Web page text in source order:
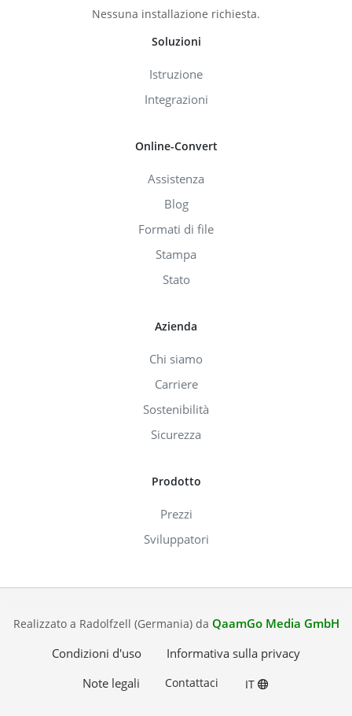
Nessuna installazione richiesta.
Soluzioni
Istruzione
Integrazioni
Online-Convert
Assistenza
Blog
Formati di file
Stampa
Stato
Azienda
Chi siamo
Carriere
Sostenibilità
Sicurezza
Prodotto
Prezzi
Sviluppatori
Realizzato a Radolfzell (Germania) da QaamGo Media GmbH
Condizioni d'uso
Informativa sulla privacy
Note legali
Contattaci IT